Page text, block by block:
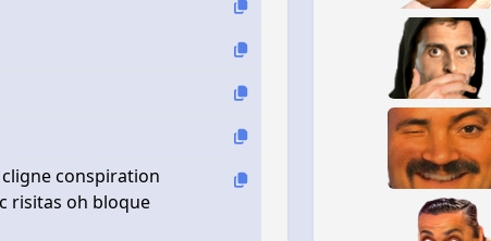
conspiration
risitas oh bloque